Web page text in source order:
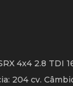
4x4 2.8 TDI
204 cv.